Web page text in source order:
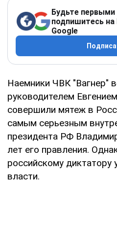
Будьте первыми
подпишитесь на
Google
Наемники ЧВК "Вагнер"
руководителем
совершили мятеж в
самым серьезным
президента РФ
лет его правления.
российскому диктатору
власти.